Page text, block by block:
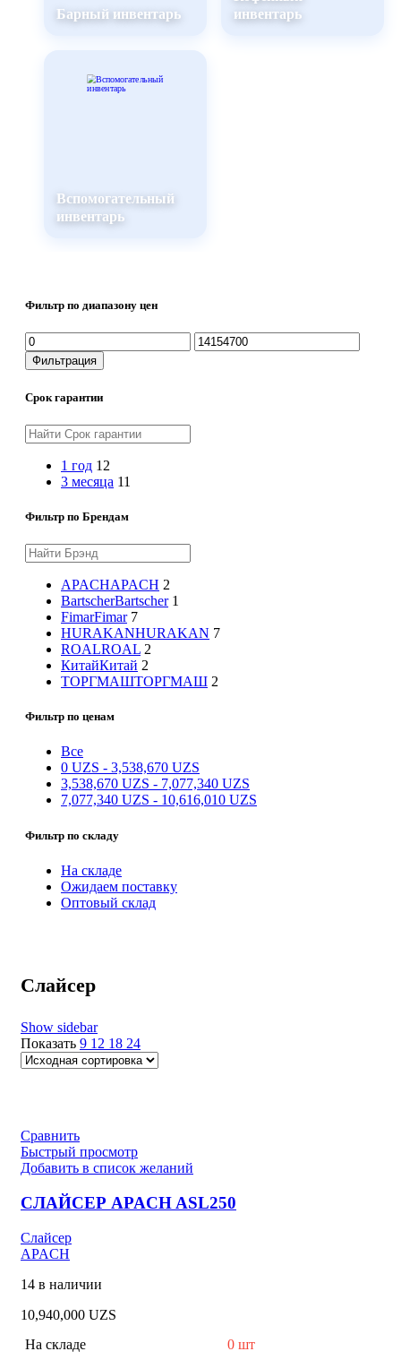
Барный инвентарь
инвентарь
Вспомогательный
инвентарь
Фильтр по диапазону цен
Минимальная
цена
Максимальная
цена
Фильтрация
Срок гарантии
1 год 12
3 месяца 11
Фильтр по Брендам
APACHAPACH 2
BartscherBartscher 1
FimarFimar 7
HURAKANHURAKAN 7
ROALROAL 2
КитайКитай 2
ТОРГМАШТОРГМАШ 2
Фильтр по ценам
Все
0 UZS - 3,538,670 UZS
3,538,670 UZS - 7,077,340 UZS
7,077,340 UZS - 10,616,010 UZS
Фильтр по складу
На складе
Ожидаем поставку
Оптовый склад
Слайсер
Show sidebar
Показать 9 12 18 24
Сравнить
Быстрый просмотр
Добавить в список желаний
СЛАЙСЕР APACH ASL250
Слайсер
APACH
14 в наличии
10,940,000 UZS
На складе
0 шт